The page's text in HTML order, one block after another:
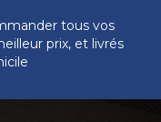
tous vos
prix, et livrés